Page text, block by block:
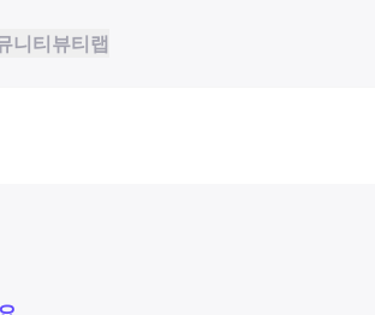
니티뷰티랩